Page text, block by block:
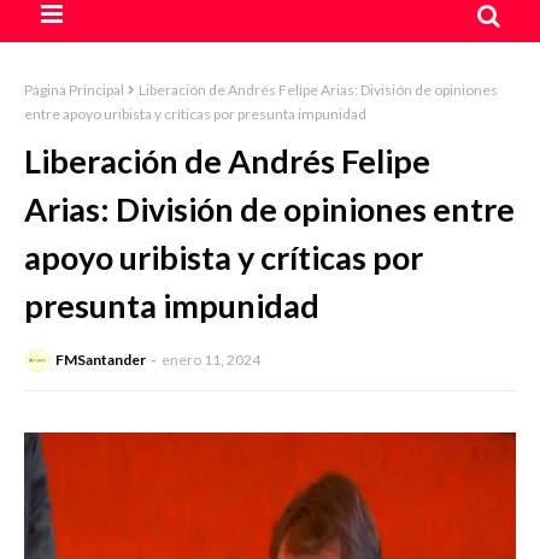
Página Principal
Liberación de Andrés Felipe Arias: División de opiniones
entre apoyo uribista y críticas por presunta impunidad
Liberación de Andrés Felipe
Arias: División de opiniones entre
apoyo uribista y críticas por
presunta impunidad
FMSantander enero 11, 2024